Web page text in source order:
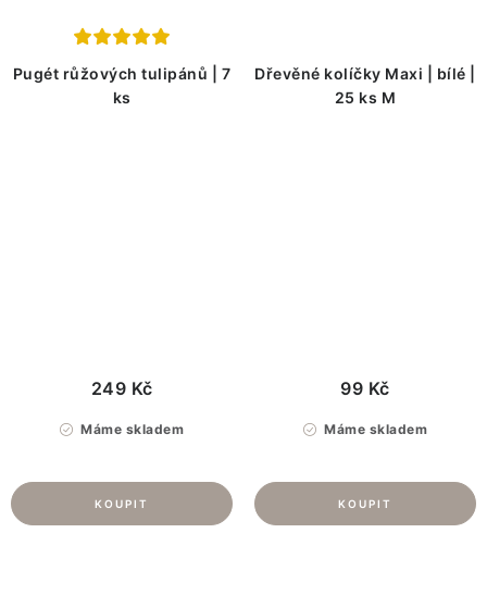
Pugét růžových tulipánů | 7
ks
Máme skladem
249 Kč
Dřevěné kolíčky Maxi | bílé |
25 ks M
Máme skladem
99 Kč